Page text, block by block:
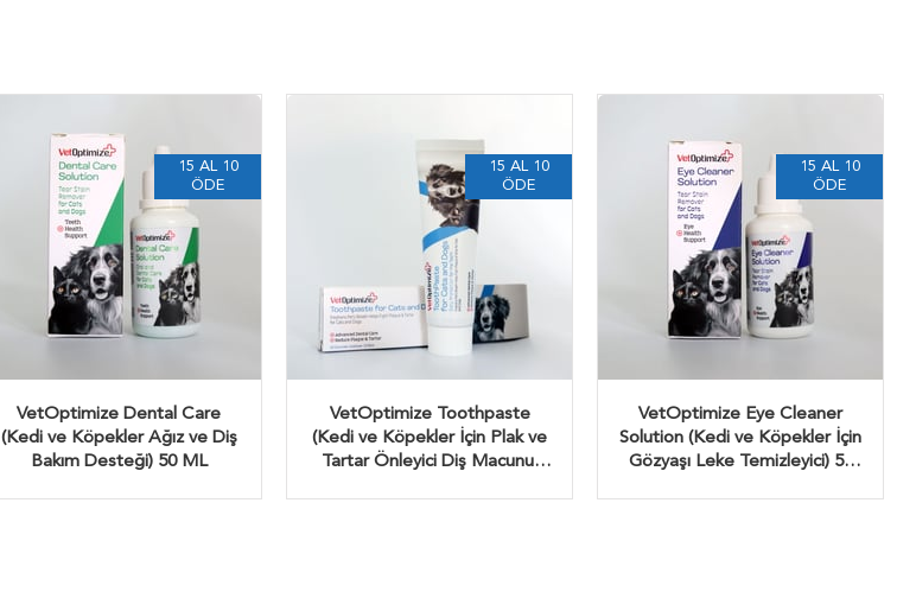
VetOptimize Dental Care
(Kedi ve Köpekler Ağız ve Diş
Bakım Desteği) 50 ML
15 AL 10
ÖDE
VetOptimize Toothpaste
(Kedi ve Köpekler İçin Plak ve
Tartar Önleyici Diş Macunu)
15 AL 10
ÖDE
VetOptimize Eye Cleaner
Solution (Kedi ve Köpekler İçin
Gözyaşı Leke Temizleyici) 50
15 AL 10
ÖDE